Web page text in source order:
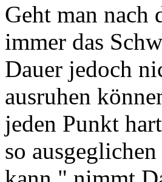
Geht man nach
immer das
Dauer jedoch
ausruhen
jeden Punkt
so